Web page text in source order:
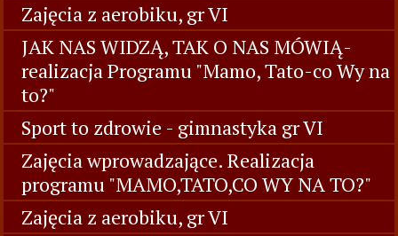
Zajęcia z aerobiku, gr VI
JAK NAS WIDZĄ, TAK O NAS MÓWIĄ-
realizacja Programu "Mamo, Tato-co Wy na
to?"
Sport to zdrowie - gimnastyka gr VI
Zajęcia wprowadzające. Realizacja
programu "MAMO,TATO,CO WY NA TO?"
Zajęcia z aerobiku, gr VI